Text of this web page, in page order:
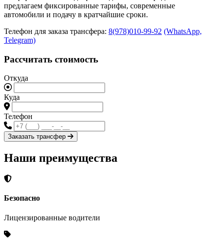
предлагаем фиксированные тарифы, современные
автомобили и подачу в кратчайшие сроки.
Телефон для заказа трансфера: 8(978)010-99-92 (WhatsApp,
Telegram)
Рассчитать стоимость
Откуда
Куда
Телефон
Заказать трансфер
Наши преимущества
Безопасно
Лицензированные водители